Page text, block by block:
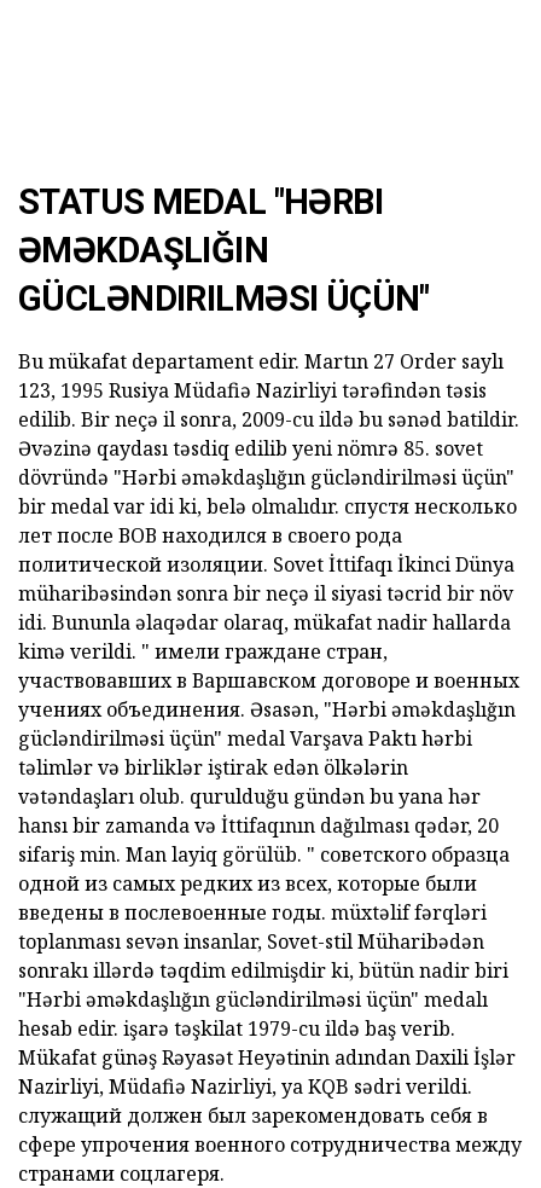
STATUS MEDAL "HƏRBI
ƏMƏKDAŞLIĞIN
GÜCLƏNDIRILMƏSI ÜÇÜN"
Bu mükafat departament edir. Martın 27 Order saylı
123, 1995 Rusiya Müdafiə Nazirliyi tərəfindən təsis
edilib. Bir neçə il sonra, 2009-cu ildə bu sənəd batildir.
Əvəzinə qaydası təsdiq edilib yeni nömrə 85. sovet
dövründə "Hərbi əməkdaşlığın gücləndirilməsi üçün"
birmedalvar idi ki, belə olmalıdır. спустя несколько
лет после ВОВ находился в своего рода
политической изоляции. Sovet İttifaqıİkinci Dünya
müharibəsindən sonra bir neçə il siyasi təcrid bir növ
idi. Bununla əlaqədar olaraq, mükafat nadir hallarda
kimə verildi. " имели граждане стран,
участвовавших в Варшавском договоре и военных
учениях объединения. Əsasən, "Hərbi əməkdaşlığın
gücləndirilməsi üçün" medalVarşava Paktı hərbi
təlimlər və birliklər iştirak edən ölkələrin
vətəndaşları olub. qurulduğu gündən bu yana hər
hansı bir zamanda və İttifaqının dağılması qədər, 20
sifariş min. Man layiq görülüb. " советского образца
одной из самых редких из всех, которые были
введены в послевоенные годы. müxtəlif fərqləri
toplanması sevən insanlar, Sovet-stil Müharibədən
sonrakı illərdə təqdim edilmişdir ki, bütün nadir biri
"Hərbi əməkdaşlığın gücləndirilməsi üçün" medalı
hesab edir. işarə təşkilat 1979-cu ildə baş verib.
Mükafat günəş Rəyasət Heyətinin adından Daxili İşlər
Nazirliyi, Müdafiə Nazirliyi, ya KQB sədri verildi.
служащий должен был зарекомендовать себя в
сфере упрочения военного сотрудничества между
странами соцлагеря.